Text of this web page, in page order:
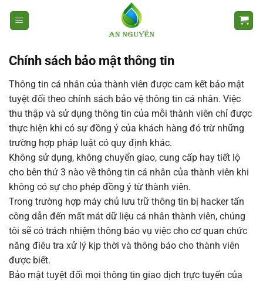
Chính sách bảo mật thông tin
Thông tin cá nhân của thành viên được cam kết bảo mật
tuyệt đối theo chính sách bảo vệ thông tin cá nhân. Việc
thu thập và sử dụng thông tin của mỗi thành viên chỉ được
thực hiện khi có sự đồng ý của khách hàng đó trừ những
trường hợp pháp luật có quy định khác.
Không sử dụng, không chuyển giao, cung cấp hay tiết lộ
cho bên thứ 3 nào về thông tin cá nhân của thành viên khi
không có sự cho phép đồng ý từ thành viên.
Trong trường hợp máy chủ lưu trữ thông tin bị hacker tấn
công dẫn đến mất mát dữ liệu cá nhân thành viên, chúng
tôi sẽ có trách nhiệm thông báo vụ việc cho cơ quan chức
năng điêu tra xử lý kịp thời và thông báo cho thành viên
được biết.
Bảo mật tuyệt đối mọi thông tin giao dịch trực tuyến của